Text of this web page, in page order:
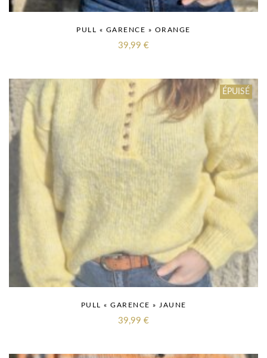
PULL « GARENCE » ORANGE
39,99 €
ÉPUISÉ
PULL « GARENCE » JAUNE
39,99 €